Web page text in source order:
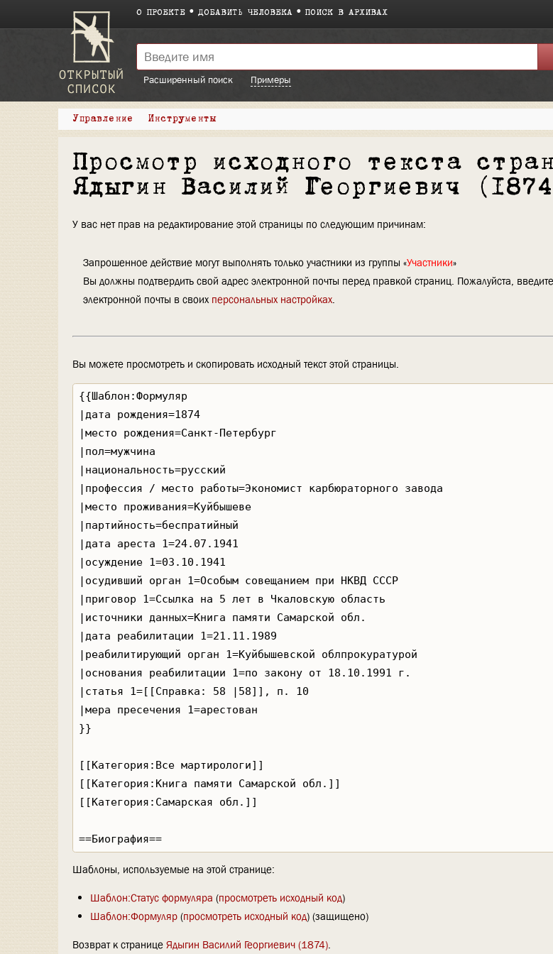
О ПРОЕКТЕ ДОБАВИТЬ ЧЕЛОВЕКА ПОИСК В АРХИВАХ
Расширенный поиск
Примеры
Управление Инструменты
Просмотр исходного текста
Ядыгин Василий Георгиевич
У вас нет прав на редактирование этой страницы по следующим причинам:
Запрошенное действие могут выполнять только участники из группы «Участники»
Вы должны подтвердить свой адрес электронной почты перед правкой страниц. Пожалуйста,
электронной почты в своих персональных настройках.
Вы можете просмотреть и скопировать исходный текст этой страницы.
Шаблоны, используемые на этой странице:
Шаблон:Статус формуляра (просмотреть исходный код)
Шаблон:Формуляр(просмотреть исходный код) (защищено)
Возврат к странице Ядыгин Василий Георгиевич (1874).